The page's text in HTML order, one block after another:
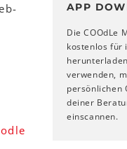
APP
Die COOdLe
kostenlos für
verwenden,
persönlichen
deiner
einscannen.